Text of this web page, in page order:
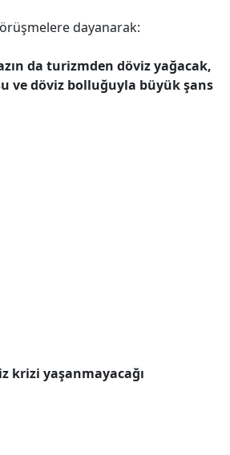
dayanarak:
da turizmden döviz yağacak,
ve döviz bolluğuyla büyük şans
krizi yaşanmayacağı